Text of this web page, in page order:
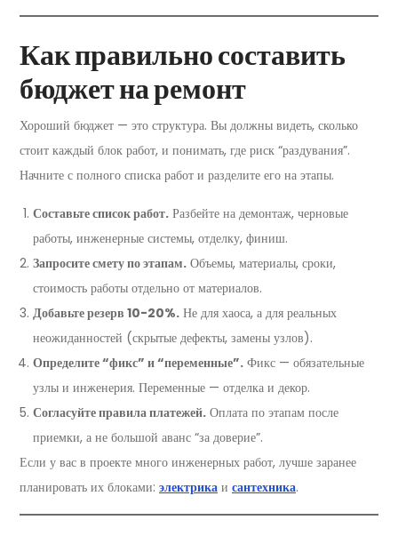
Как правильно составить
бюджет на ремонт
Хороший бюджет — это структура. Вы должны видеть, сколько
стоит каждый блок работ, и понимать, где риск “раздувания”.
Начните с полного списка работ и разделите его на этапы.
Составьте список работ. Разбейте на демонтаж, черновые
работы, инженерные системы, отделку, финиш.
Запросите смету по этапам. Объемы, материалы, сроки,
стоимость работы отдельно от материалов.
Добавьте резерв 10-20%. Не для хаоса, а для реальных
неожиданностей (скрытые дефекты, замены узлов).
Определите “фикс” и “переменные”. Фикс — обязательные
узлы и инженерия. Переменные — отделка и декор.
Согласуйте правила платежей. Оплата по этапам после
приемки, а не большой аванс “за доверие”.
Если у вас в проекте много инженерных работ, лучше заранее
планировать их блоками: электрика и сантехника.